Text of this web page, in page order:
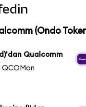
(Ondo
Qualcomm
QCOMon